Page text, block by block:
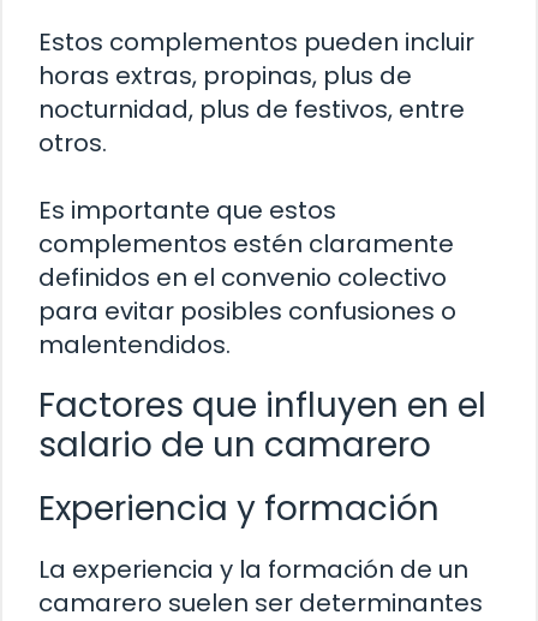
Estos complementos pueden incluir
horas extras, propinas, plus de
nocturnidad, plus de festivos, entre
otros.
Es importante que estos
complementos estén claramente
definidos en el convenio colectivo
para evitar posibles confusiones o
malentendidos.
Factores que influyen en el
salario de un camarero
Experiencia y formación
La experiencia y la formación de un
camarero suelen ser determinantes